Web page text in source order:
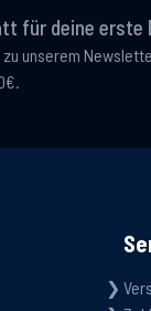
für deine erste
zu unserem